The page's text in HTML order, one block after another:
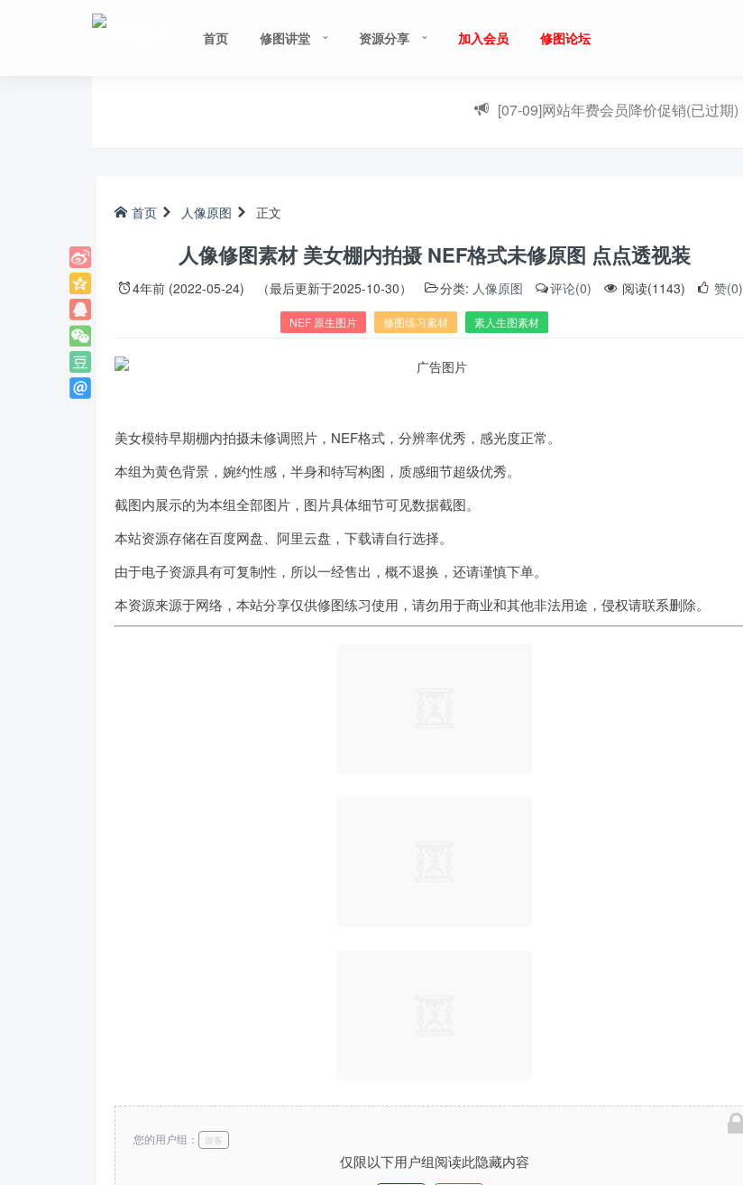
首页 修图讲堂 资源分享 加入会员 修图论坛
[07-09]网站年费会员降价促销(已过期)
首页 人像原图 正文
人像修图素材 美女棚内拍摄 NEF格式未修原图 点点透视装
4年前 (2022-05-24) （最后更新于2025-10-30） 分类: 人像原图 评论(0) 阅读(1143) 赞(0)
NEF 原生图片 修图练习素材 素人生图素材
美女模特早期棚内拍摄未修调照片，NEF格式，分辨率优秀，感光度正常。
本组为黄色背景，婉约性感，半身和特写构图，质感细节超级优秀。
截图内展示的为本组全部图片，图片具体细节可见数据截图。
本站资源存储在百度网盘、阿里云盘，下载请自行选择。
由于电子资源具有可复制性，所以一经售出，概不退换，还请谨慎下单。
本资源来源于网络，本站分享仅供修图练习使用，请勿用于商业和其他非法用途，侵权请联系删除。
仅限以下用户组阅读此隐藏内容
您的用户组： 游客